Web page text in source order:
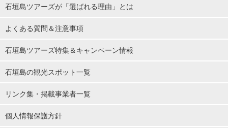
石垣島ツアーズが「選ばれる理由」とは
よくある質問＆注意事項
石垣島ツアーズ特集＆キャンペーン情報
石垣島の観光スポット一覧
リンク集・掲載事業者一覧
個人情報保護方針